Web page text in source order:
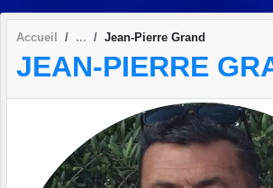
Accueil Jean-Pierre Grand
JEAN-PIERRE